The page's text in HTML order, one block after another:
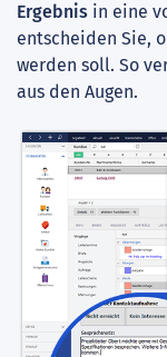
Ergebnis in eine
entscheiden Sie,
werden soll. So
aus den Augen.